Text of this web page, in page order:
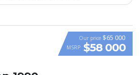
VIDEO
Our price $65 000
MSRP $58 000